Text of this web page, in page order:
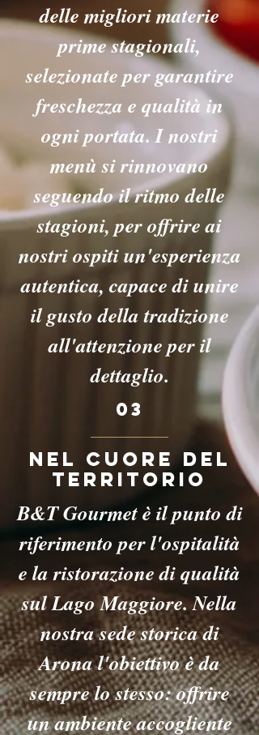
delle migliori materie
prime stagionali,
selezionate per garantire
freschezza e qualità in
ogni portata. I nostri
menù si rinnovano
seguendo il ritmo delle
stagioni, per offrire ai
nostri ospiti un'esperienza
autentica, capace di unire
il gusto della tradizione
all'attenzione per il
dettaglio.
03
Nel Cuore del
Territorio
B&T Gourmet è il punto di
riferimento per l'ospitalità
e la ristorazione di qualità
sul Lago Maggiore. Nella
nostra sede storica di
Arona l'obiettivo è da
sempre lo stesso: offrire
un ambiente accogliente